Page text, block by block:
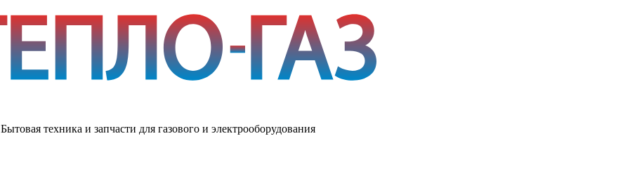
Бытовая техника и запчасти для газового и электрооборудования